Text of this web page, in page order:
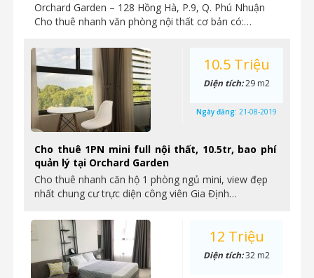
Orchard Garden – 128 Hồng Hà, P.9, Q. Phú Nhuận
Cho thuê nhanh văn phòng nội thất cơ bản có:…
Cho thuê 1PN mini full nội thất, 10.5tr, bao phí
quản lý tại Orchard Garden
Cho thuê nhanh căn hộ 1 phòng ngủ mini, view đẹp
nhất chung cư trực diện công viên Gia Định…
10.5 Triệu
Diện tích:29 m2
Ngày đăng: 21-08-2019
12 Triệu
Diện tích:32 m2